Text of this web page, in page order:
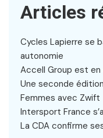
Articles
Cycles Lapierre se
autonomie
Accell Group est
Une seconde
Femmes avec Zwift
Intersport France
La CDA confirme